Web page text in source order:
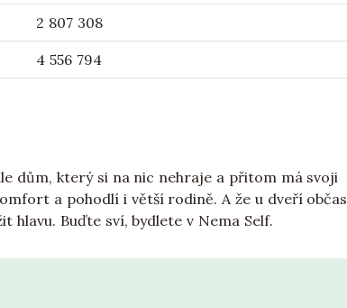
2 807 308
4 556 794
dům, který si na nic nehraje a přitom má svoji
a pohodlí i větší rodině. A že u dveří občas
hlavu. Buďte sví, bydlete v Nema Self.